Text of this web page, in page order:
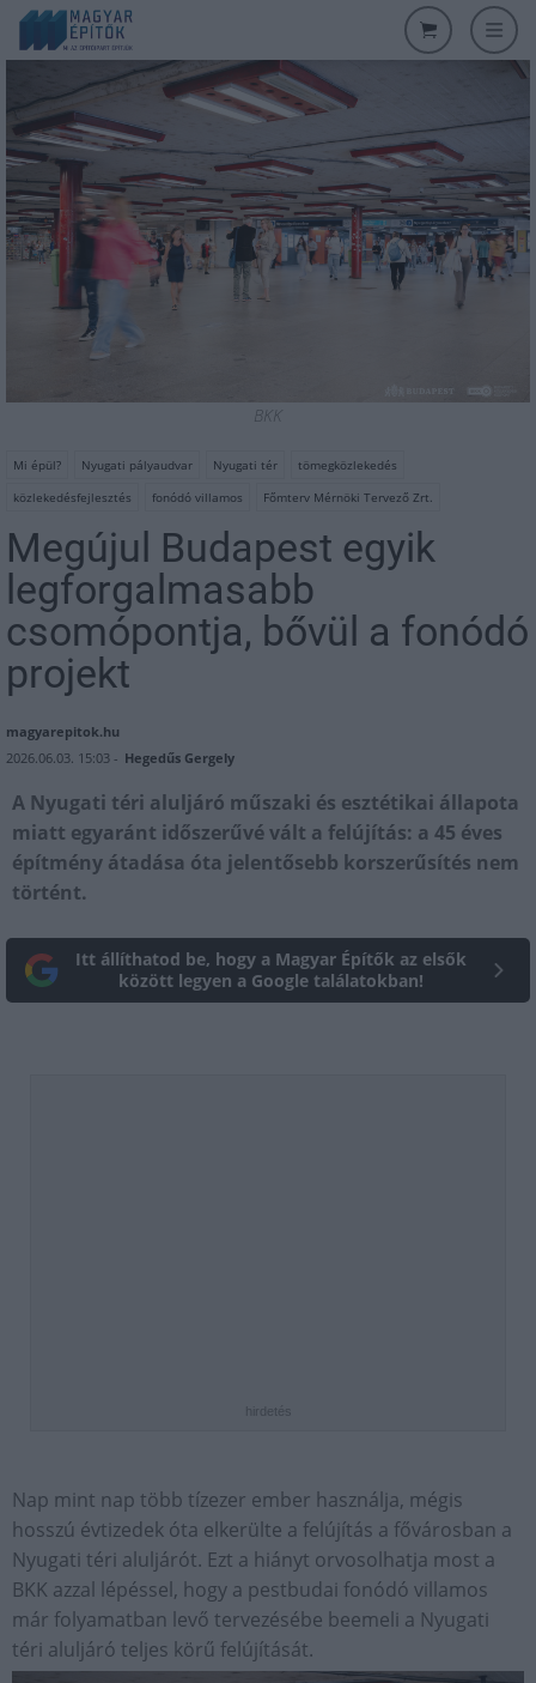
BKK
Mi épül? Nyugati pályaudvar Nyugati tér
tömegközlekedés
közlekedésfejlesztés
fonódó villamos Főmterv Mérnöki Tervező Zrt.
Megújul Budapest egyik
legforgalmasabb
csomópontja, bővül a fonódó
projekt
magyarepitok.hu
2026.06.03. 15:03 - Hegedűs Gergely
A Nyugati téri aluljáró műszaki és esztétikai állapota
miatt egyaránt időszerűvé vált a felújítás: a 45 éves
építmény átadása óta jelentősebb korszerűsítés nem
történt.
Itt állíthatod be, hogy a Magyar Építők az elsők
között legyen a Google találatokban!
hirdetés
Nap mint nap több tízezer ember használja, mégis
hosszú évtizedek óta elkerülte a felújítás a fővárosban a
Nyugati téri aluljárót. Ezt a hiányt orvosolhatja most a
BKK azzal lépéssel, hogy a pestbudai fonódó villamos
már folyamatban levő tervezésébe beemeli a Nyugati
téri aluljáró teljes körű felújítását.